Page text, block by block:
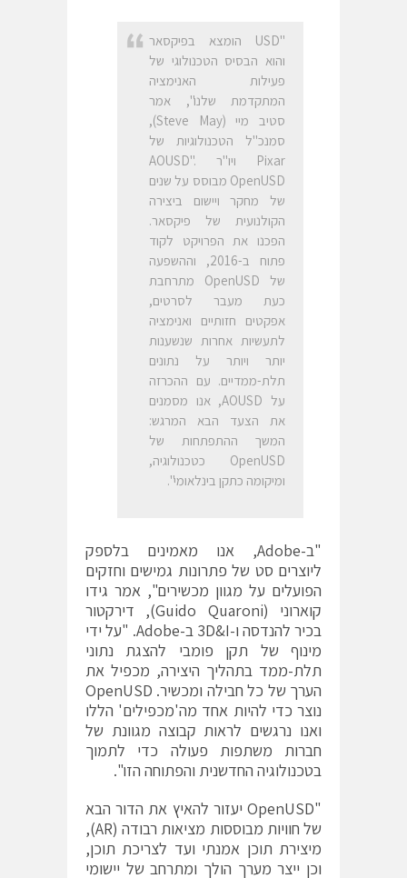
"USD הומצא בפיקסאר
והוא הבסיס הטכנולוגי של
פעילות האנימציה
המתקדמת שלנו", אמר
סטיב מיי (Steve May),
סמנכ"ל הטכנולוגיות של
Pixar ויו"ר AOUSD".
OpenUSD מבוסס על שנים
של מחקר ויישום ביצירה
הקולנועית של פיקסאר.
הפכנו את הפרויקט לקוד
פתוח ב-2016, וההשפעה
של OpenUSD מתרחבת
כעת מעבר לסרטים,
אפקטים חזותיים ואנימציה
לתעשיות אחרות שנשענות
יותר ויותר על נתונים
תלת-ממדיים. עם ההכרזה
על AOUSD, אנו מסמנים
את הצעד הבא המרגש:
המשך ההתפתחות של
OpenUSD כטכנולוגיה,
ומיקומה כתקן בינלאומי".
"ב-Adobe, אנו מאמינים בלספק
ליוצרים סט של פתרונות גמישים וחזקים
הפועלים על מגוון מכשירים", אמר גידו
קוארוני (Guido Quaroni), דירקטור
בכיר להנדסה ו-3D&I ב-Adobe. "על ידי
מינוף של תקן פומבי להצגת נתוני
תלת-ממד בתהליך היצירה, מכפיל את
הערך של כל חבילה ומכשיר. OpenUSD
נוצר כדי להיות אחד מה'מכפילים' הללו
ואנו נרגשים לראות קבוצה מגוונת של
חברות משתפות פעולה כדי לתמוך
בטכנולוגיה החדשנית והפתוחה הזו".
"OpenUSD יעזור להאיץ את הדור הבא
של חוויות מבוססות מציאות רבודה (AR),
מיצירת תוכן אמנתי ועד לצריכת תוכן,
וכן ייצר מערך הולך ומתרחב של יישומי